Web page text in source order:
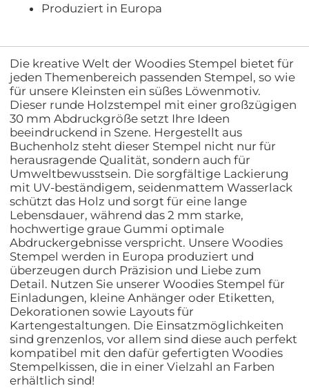
Produziert in Europa
Die kreative Welt der Woodies Stempel bietet für
jeden Themenbereich passenden Stempel, so wie
für unsere Kleinsten ein süßes Löwenmotiv.
Dieser runde Holzstempel mit einer großzügigen
30 mm Abdruckgröße setzt Ihre Ideen
beeindruckend in Szene. Hergestellt aus
Buchenholz steht dieser Stempel nicht nur für
herausragende Qualität, sondern auch für
Umweltbewusstsein. Die sorgfältige Lackierung
mit UV-beständigem, seidenmattem Wasserlack
schützt das Holz und sorgt für eine lange
Lebensdauer, während das 2 mm starke,
hochwertige graue Gummi optimale
Abdruckergebnisse verspricht. Unsere Woodies
Stempel werden in Europa produziert und
überzeugen durch Präzision und Liebe zum
Detail. Nutzen Sie unserer Woodies Stempel für
Einladungen, kleine Anhänger oder Etiketten,
Dekorationen sowie Layouts für
Kartengestaltungen. Die Einsatzmöglichkeiten
sind grenzenlos, vor allem sind diese auch perfekt
kompatibel mit den dafür gefertigten Woodies
Stempelkissen, die in einer Vielzahl an Farben
erhältlich sind!